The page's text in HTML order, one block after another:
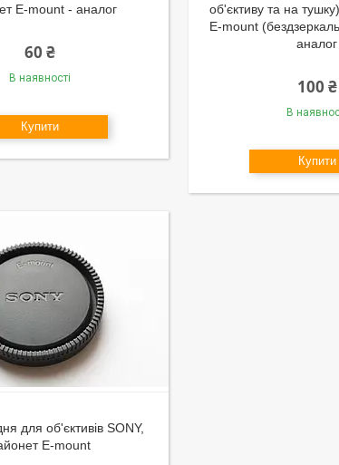
E-mount - аналог
60 ₴
В наявності
Купити
об'єктиву та на
E-mount
аналог
100 ₴
В
Купити
для об'єктивів SONY,
E-mount